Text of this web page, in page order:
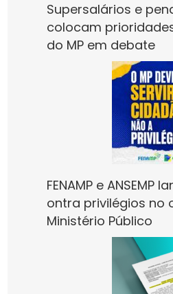
Supersalários e
colocam
do MP em debate
FENAMP e
ontra privilégios no
Ministério Público